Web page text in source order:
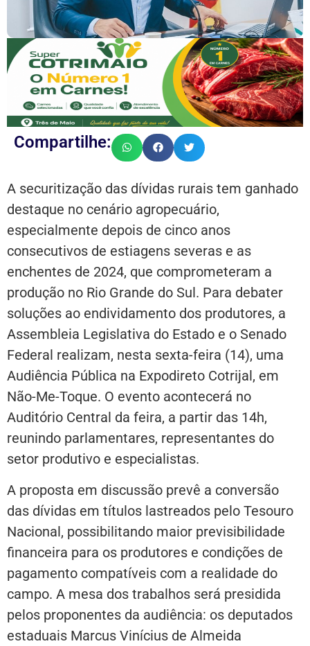
Compartilhe:
A securitização das dívidas rurais tem ganhado
destaque no cenário agropecuário,
especialmente depois de cinco anos
consecutivos de estiagens severas e as
enchentes de 2024, que comprometeram a
produção no Rio Grande do Sul. Para debater
soluções ao endividamento dos produtores, a
Assembleia Legislativa do Estado e o Senado
Federal realizam, nesta sexta-feira (14), uma
Audiência Pública na Expodireto Cotrijal, em
Não-Me-Toque. O evento acontecerá no
Auditório Central da feira, a partir das 14h,
reunindo parlamentares, representantes do
setor produtivo e especialistas.
A proposta em discussão prevê a conversão
das dívidas em títulos lastreados pelo Tesouro
Nacional, possibilitando maior previsibilidade
financeira para os produtores e condições de
pagamento compatíveis com a realidade do
campo. A mesa dos trabalhos será presidida
pelos proponentes da audiência: os deputados
estaduais Marcus Vinícius de Almeida